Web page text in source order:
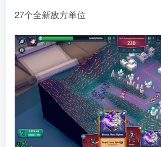
27个全新敌方单位